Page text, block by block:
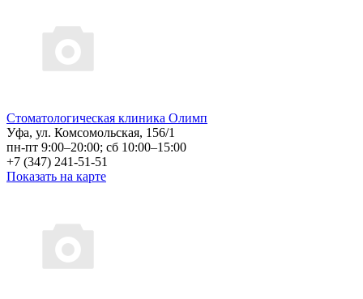
Стоматологическая клиника Олимп
Уфа, ул. Комсомольская, 156/1
пн-пт 9:00–20:00; сб 10:00–15:00
+7 (347) 241-51-51
Показать на карте